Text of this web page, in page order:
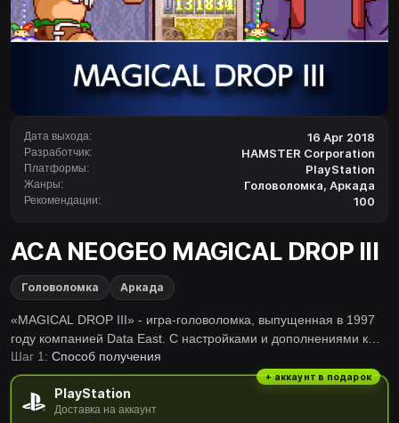
Дата выхода: 16 Apr 2018
Разработчик: HAMSTER Corporation
Платформы: PlayStation
Жанры: Головоломка, Аркада
Рекомендации: 100
ACA NEOGEO MAGICAL DROP III
Головоломка Аркада
«MAGICAL DROP III» - игра-головоломка, выпущенная в 1997
году компанией Data East. С настройками и дополнениями к
системе от «MAGICAL DROP II» эта версия намного более
живая и цепная, чем ее предшественница. Наряду с
добавлением режима Magical Journey теперь есть больше
способов наслаждаться действием.Серия ‶АСА NEOGEO'
Шаг 1: Способ получения
PlayStation
Доставка на аккаунт
+ аккаунт в подарок